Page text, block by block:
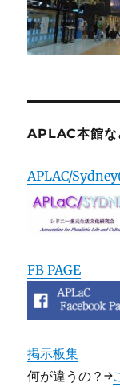
APLAC本館な
APLAC/
FB PAGE
掲示板集
何が違うの？→